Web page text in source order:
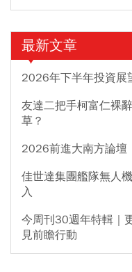
最新文章
2026年下半年投資展
友達二把手柯富仁裸
草？
2026前進大南方論壇
佳世達集團艦隊無人
入
今周刊30週年特輯｜
見前瞻行動